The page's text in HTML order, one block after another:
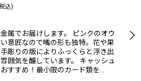
込)
属でお届けします。 ピンクのオウ
意匠なので嘴の形も独特。花や果
彫りの版によりふっくらと浮き出
囲気を醸しています。 キャッシュ
すすめ！最小限のカード類を…